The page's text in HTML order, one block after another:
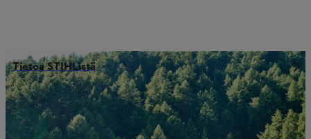
Tietoa STIHListä